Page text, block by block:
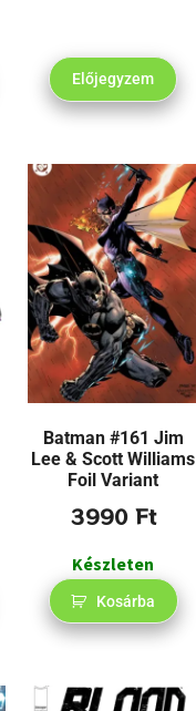
Előjegyzem
Batman #161 Jim
Lee & Scott Williams
Foil Variant
3990 Ft
Készleten
Kosárba